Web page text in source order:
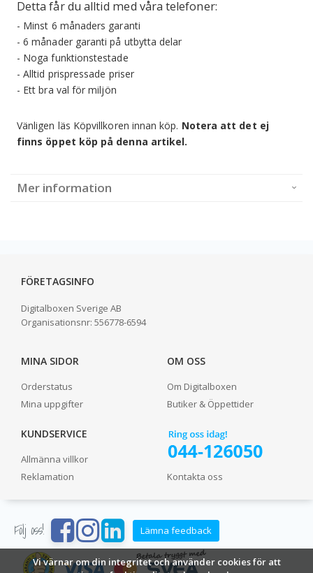
Vi värnar om din integritet och använder cookies för att
Detta får du alltid med våra telefoner:
- Minst 6 månaders garanti
- 6 månader garanti på utbytta delar
- Noga funktionstestade
- Alltid prispressade priser
- Ett bra val för miljön
Vänligen läs Köpvillkoren innan köp. Notera att det ej
finns öppet köp på denna artikel.
Mer information
FÖRETAGSINFO
Digitalboxen Sverige AB
Organisationsnr: 556778-6594
MINA SIDOR
Orderstatus
Mina uppgifter
OM OSS
Om Digitalboxen
Butiker & Öppettider
KUNDSERVICE
Allmänna villkor
Reklamation
Kontakta oss
Följ oss! Lämna feedback